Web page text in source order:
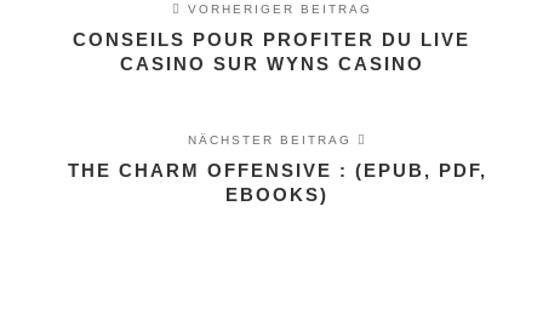
VORHERIGER BEITRAG
CONSEILS POUR PROFITER DU LIVE
CASINO SUR WYNS CASINO
NÄCHSTER BEITRAG
THE CHARM OFFENSIVE : (EPUB, PDF,
EBOOKS)